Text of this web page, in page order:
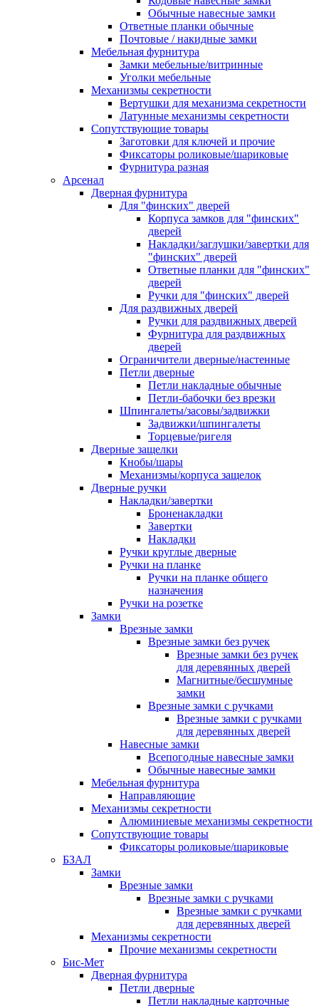
Обычные навесные замки
Ответные планки обычные
Почтовые / накидные замки
Мебельная фурнитура
Замки мебельные/витринные
Уголки мебельные
Механизмы секретности
Вертушки для механизма секретности
Латунные механизмы секретности
Сопутствующие товары
Заготовки для ключей и прочие
Фиксаторы роликовые/шариковые
Фурнитура разная
Арсенал
Дверная фурнитура
Для "финских" дверей
Корпуса замков для "финских"
дверей
Накладки/заглушки/завертки для
"финских" дверей
Ответные планки для "финских"
дверей
Ручки для "финских" дверей
Для раздвижных дверей
Ручки для раздвижных дверей
Фурнитура для раздвижных
дверей
Ограничители дверные/настенные
Петли дверные
Петли накладные обычные
Петли-бабочки без врезки
Шпингалеты/засовы/задвижки
Задвижки/шпингалеты
Торцевые/ригеля
Дверные защелки
Кнобы/шары
Механизмы/корпуса защелок
Дверные ручки
Накладки/завертки
Броненакладки
Завертки
Накладки
Ручки круглые дверные
Ручки на планке
Ручки на планке общего
назначения
Ручки на розетке
Замки
Врезные замки
Врезные замки без ручек
Врезные замки без ручек
для деревянных дверей
Магнитные/бесшумные
замки
Врезные замки с ручками
Врезные замки с ручками
для деревянных дверей
Навесные замки
Всепогодные навесные замки
Обычные навесные замки
Мебельная фурнитура
Направляющие
Механизмы секретности
Алюминиевые механизмы секретности
Сопутствующие товары
Фиксаторы роликовые/шариковые
БЗАЛ
Замки
Врезные замки
Врезные замки с ручками
Врезные замки с ручками
для деревянных дверей
Механизмы секретности
Прочие механизмы секретности
Бис-Мет
Дверная фурнитура
Петли дверные
Петли накладные карточные